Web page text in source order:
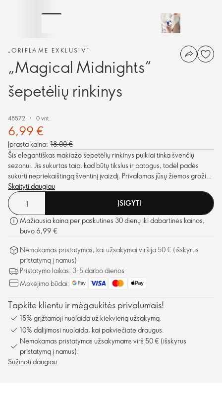
„ORIFLAME EXKLUSIV“
„Magical Midnights“
šepetėlių rinkinys
48572 0 vnt.
6,99 €
Įprasta kaina: 18,00 €
Šis elegantiškas makiažo šepetėlių rinkinys puikiai tinka švenčių
sezonui. Jis sukurtas taip, kad būtų tikslus ir patogus, todėl padės
sukurti nepriekaištingą šventinį įvaizdį. Privalomas jūsų žiemos grožio
rutinos elementas.
Skaityti daugiau
ĮSIGYTI
Mažiausia kaina per paskutines 30 dienų iki dabartinės kainos,
buvo 6,99 €
Nemokamas pristatymas, kai užsakymai viršija 50 € (išskyrus
pristatymą į namus)
Pristatymo laikas: 3-5 darbo dienos
Mokėjimo būdai:
Tapkite klientu ir mėgaukitės privalumais!
15% grįžtamoji nuolaida už kiekvieną užsakymą.
10% dalijimosi nuolaida, kai pakviečiate draugus.
Nemokamas pristatymas užsakymams virš 50 € (išskyrus
pristatymą į namus).
Sužinoti daugiau